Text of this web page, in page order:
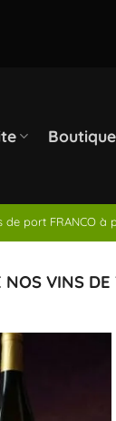
Boutique
de port FRANCO à
NOS VINS